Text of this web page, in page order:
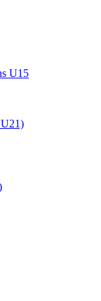
U15